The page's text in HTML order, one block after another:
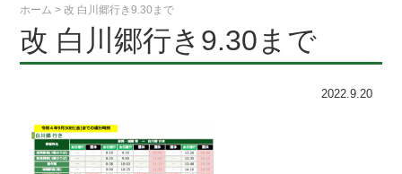
ホーム >改 白川郷行き9.30まで
改 白川郷行き9.30まで
2022.9.20